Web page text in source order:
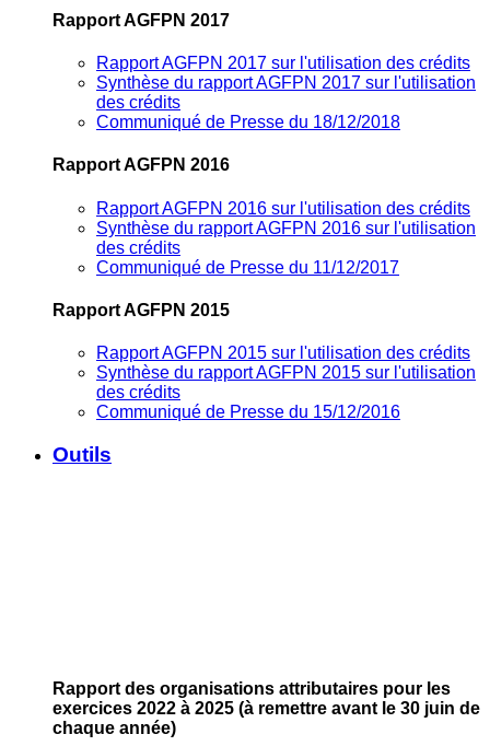
Rapport AGFPN 2017
Rapport AGFPN 2017 sur l'utilisation des crédits
Synthèse du rapport AGFPN 2017 sur l'utilisation
des crédits
Communiqué de Presse du 18/12/2018
Rapport AGFPN 2016
Rapport AGFPN 2016 sur l'utilisation des crédits
Synthèse du rapport AGFPN 2016 sur l'utilisation
des crédits
Communiqué de Presse du 11/12/2017
Rapport AGFPN 2015
Rapport AGFPN 2015 sur l'utilisation des crédits
Synthèse du rapport AGFPN 2015 sur l'utilisation
des crédits
Communiqué de Presse du 15/12/2016
Outils
Rapport des organisations attributaires pour les
exercices 2022 à 2025 (à remettre avant le 30 juin de
chaque année)